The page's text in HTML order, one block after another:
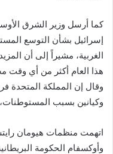
كما أرسل وزير الشرق
إسرائيل بشأن التوسع
الغربية، مشيراً إلى أن
وقال إن المملكة المتحدة
وكيانين بسبب
اتهمت منظمات هيومان
وأوكسفام الحكومة